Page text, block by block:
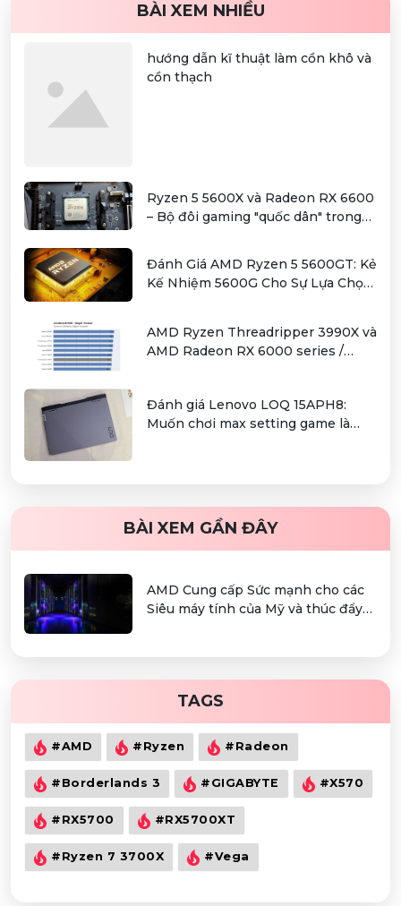
BÀI XEM NHIỀU
hướng dẫn kĩ thuật làm cồn khô và
cồn thạch
Ryzen 5 5600X và Radeon RX 6600
– Bộ đôi gaming "quốc dân" trong
Đánh Giá AMD Ryzen 5 5600GT: Kẻ
Kế Nhiệm 5600G Cho Sự Lựa Chọn
AMD Ryzen Threadripper 3990X và
AMD Radeon RX 6000 series /
làm đồ hoạ chuyên nghiệp
Đánh giá Lenovo LOQ 15APH8:
Muốn chơi max setting game là
BÀI XEM GẦN ĐÂY
AMD Cung cấp Sức mạnh cho các
Siêu máy tính của Mỹ và thúc đẩy
TAGS
#AMD #Ryzen #Radeon
#Borderlands 3 #GIGABYTE #X570
#RX5700 #RX5700XT
#Ryzen 7 3700X #Vega